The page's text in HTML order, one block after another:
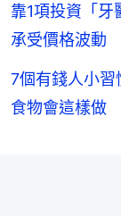
靠1項投資「
承受價格波動
7個有錢人小
食物會這樣做